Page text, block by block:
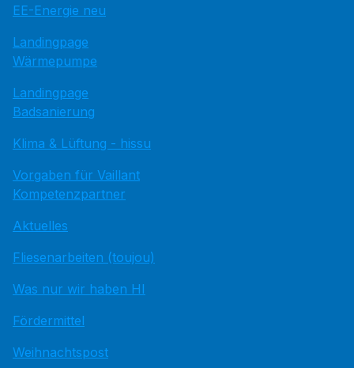
EE-Energie neu
Landingpage
Wärmepumpe
Landingpage
Badsanierung
Klima & Lüftung - hissu
Vorgaben für Vaillant
Kompetenzpartner
Aktuelles
Fliesenarbeiten (toujou)
Was nur wir haben HI
Fördermittel
Weihnachtspost